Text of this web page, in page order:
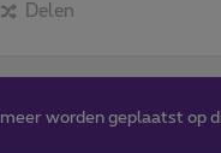
Delen
worden geplaatst op